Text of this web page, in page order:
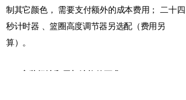
制其它颜色，
需要支付额外的成本费用；
二十四
秒计时器
、篮圈高度调节器另选配（费用另
算）。